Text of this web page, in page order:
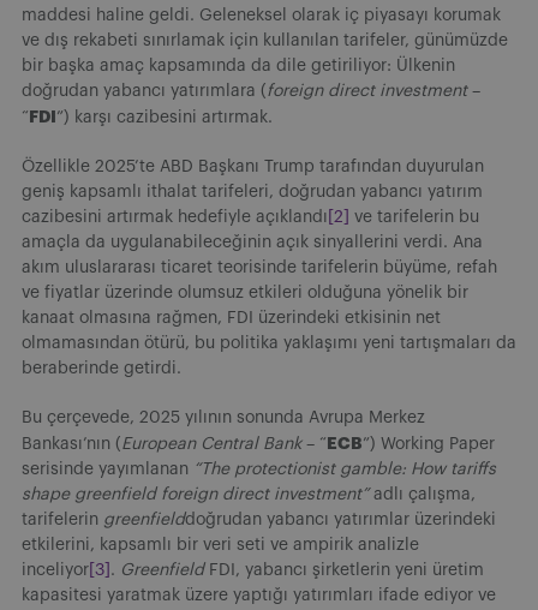
maddesi haline geldi. Geleneksel olarak iç piyasayı korumak
ve dış rekabeti sınırlamak için kullanılan tarifeler, günümüzde
bir başka amaç kapsamında da dile getiriliyor: Ülkenin
doğrudan yabancı yatırımlara ( foreign direct investment–
“FDI”) karşı cazibesini artırmak.
Özellikle 2025’te ABD Başkanı Trump tarafından duyurulan
geniş kapsamlı ithalat tarifeleri, doğrudan yabancı yatırım
cazibesini artırmak hedefiyle açıklandı [2]
ve tarifelerin bu
amaçla da uygulanabileceğinin açık sinyallerini verdi. Ana
akım uluslararası ticaret teorisinde tarifelerin büyüme, refah
ve fiyatlar üzerinde olumsuz etkileri olduğuna yönelik bir
kanaat olmasına rağmen, FDI üzerindeki etkisinin net
olmamasından ötürü, bu politika yaklaşımı yeni tartışmaları da
beraberinde getirdi.
Bu çerçevede, 2025 yılının sonunda Avrupa Merkez
Bankası’nın (European Central Bank– “ECB”) Working Paper
serisinde yayımlanan “The protectionist gamble: How tariffs
shape greenfield foreign direct investment”adlı çalışma,
tarifelerin greenfielddoğrudan yabancı yatırımlar üzerindeki
etkilerini, kapsamlı bir veri seti ve ampirik analizle
inceliyor [3] . GreenfieldFDI, yabancı şirketlerin yeni üretim
kapasitesi yaratmak üzere yaptığı yatırımları ifade ediyor ve